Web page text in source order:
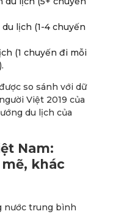
lịch (1-4 chuyến
(1 chuyến đi mỗi
so sánh với dữ
Việt 2019 của
du lịch của
Nam:
khác
nước trung bình